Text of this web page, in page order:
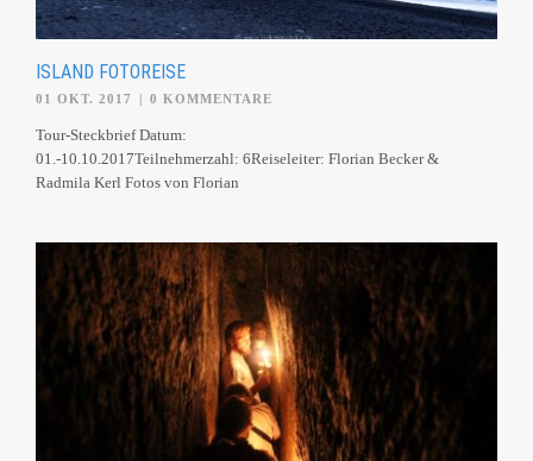
ISLAND FOTOREISE
01 OKT. 2017 0 KOMMENTARE
Tour-Steckbrief Datum:
01.-10.10.2017Teilnehmerzahl: 6Reiseleiter: Florian Becker &
Radmila Kerl Fotos von Florian